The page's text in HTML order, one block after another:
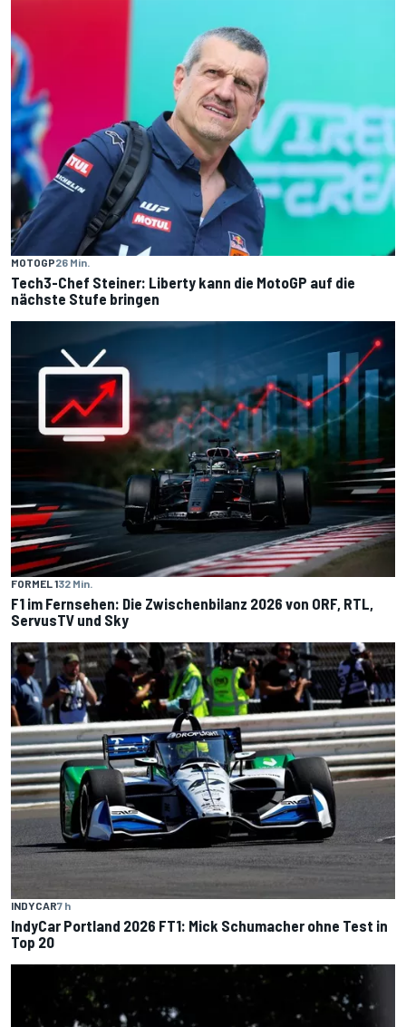
MOTOGP26 Min.
Tech3-Chef Steiner: Liberty kann die MotoGP auf die
nächste Stufe bringen
FORMEL 132 Min.
F1 im Fernsehen: Die Zwischenbilanz 2026 von ORF, RTL,
ServusTV und Sky
INDYCAR7 h
IndyCar Portland 2026 FT1: Mick Schumacher ohne Test in
Top 20